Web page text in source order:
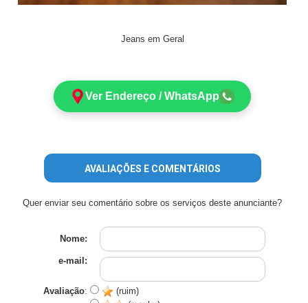
Jeans em Geral
Ver Endereço / WhatsApp
AVALIAÇÕES E COMENTÁRIOS
Quer enviar seu comentário sobre os serviços deste anunciante?
Nome:
e-mail:
Avaliação:
(ruim)